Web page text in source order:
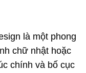
là một phong
chữ nhật hoặc
chính và bố cục